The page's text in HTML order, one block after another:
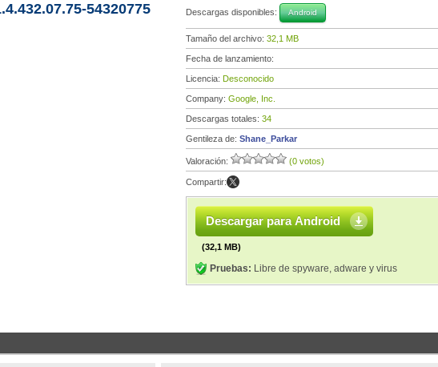
54320775
Descargas disponibles: Android
Tamaño del archivo: 32,1 MB
Fecha de lanzamiento:
Licencia: Desconocido
Company: Google, Inc.
Descargas totales: 34
Gentileza de: Shane_Parkar
Valoración: (0 votos)
Compartir:
Descargar para Android
(32,1 MB)
Pruebas: Libre de spyware, adware y virus